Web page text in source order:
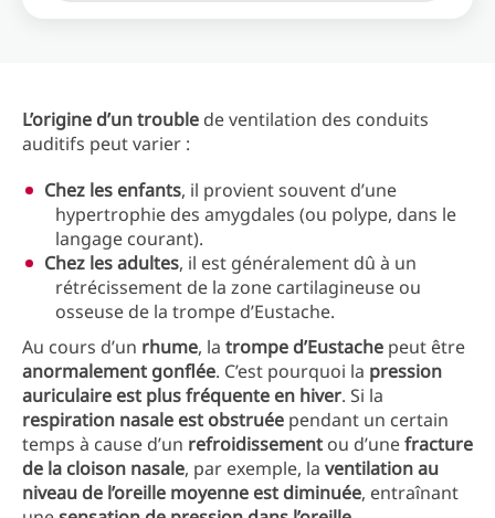
L’origine d’un trouble de ventilation des conduits
auditifs peut varier :
Chez les enfants, il provient souvent d’une
hypertrophie des amygdales (ou polype, dans le
langage courant).
Chez les adultes, il est généralement dû à un
rétrécissement de la zone cartilagineuse ou
osseuse de la trompe d’Eustache.
Au cours d’un rhume, la trompe d’Eustache peut être
anormalement gonflée. C’est pourquoi la pression
auriculaire est plus fréquente en hiver. Si la
respiration nasale est obstruée pendant un certain
temps à cause d’un refroidissement ou d’unefracture
de la cloison nasale, par exemple, la ventilation au
niveau de l’oreille moyenne est diminuée, entraînant